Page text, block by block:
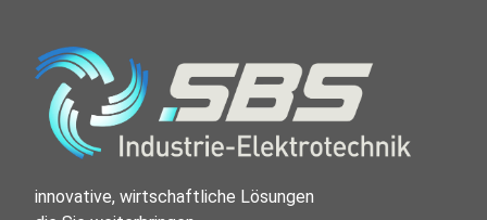
innovative, wirtschaftliche Lösungen